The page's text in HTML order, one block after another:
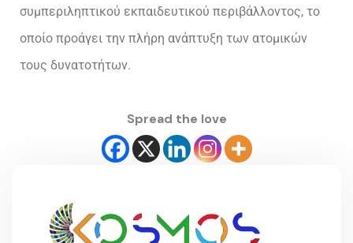
συμπεριληπτικού εκπαιδευτικού περιβάλλοντος, το
οποίο προάγει την πλήρη ανάπτυξη των ατομικών
τους δυνατοτήτων.
Spread the love